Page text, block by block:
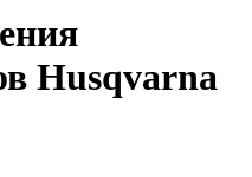
Husqvarna